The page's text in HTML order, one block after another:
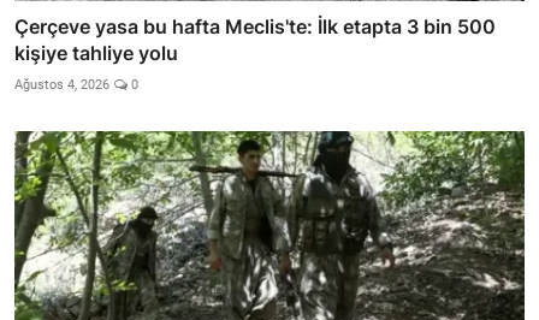
Çerçeve yasa bu hafta Meclis'te: İlk etapta 3 bin 500
kişiye tahliye yolu
Ağustos 4, 2026 0